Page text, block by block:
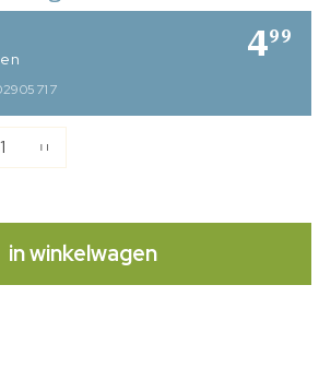
Tor er altijd bij, want zonder hun hulp
af!
het negende deel in de serie ‘Tim en
499
in winkelwagen